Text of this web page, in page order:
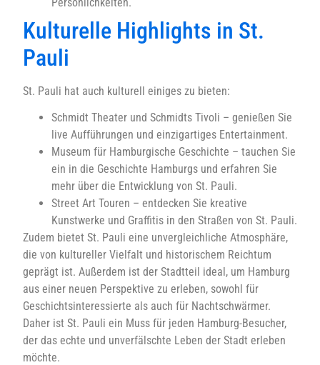
Kulturelle Highlights in St.
Pauli
St. Pauli hat auch kulturell einiges zu bieten:
Schmidt Theater und Schmidts Tivoli – genießen Sie
live Aufführungen und einzigartiges Entertainment.
Museum für Hamburgische Geschichte – tauchen Sie
ein in die Geschichte Hamburgs und erfahren Sie
mehr über die Entwicklung von St. Pauli.
Street Art Touren – entdecken Sie kreative
Kunstwerke und Graffitis in den Straßen von St. Pauli.
Zudem bietet St. Pauli eine unvergleichliche Atmosphäre,
die von kultureller Vielfalt und historischem Reichtum
geprägt ist. Außerdem ist der Stadtteil ideal, um Hamburg
aus einer neuen Perspektive zu erleben, sowohl für
Geschichtsinteressierte als auch für Nachtschwärmer.
Daher ist St. Pauli ein Muss für jeden Hamburg-Besucher,
der das echte und unverfälschte Leben der Stadt erleben
möchte.